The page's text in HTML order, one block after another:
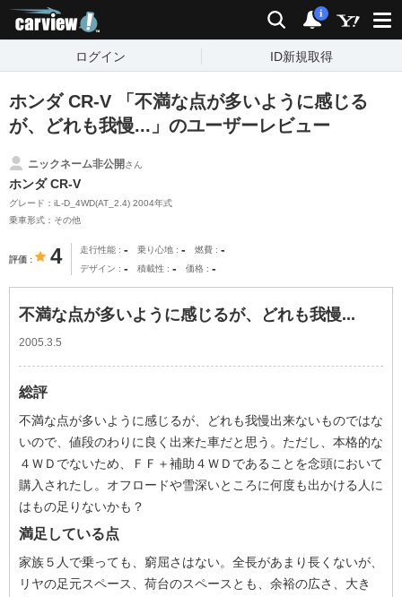
検索 通知
i
ログイン ID新規取得
ホンダ CR-V 「不満な点が多いように感じる
が、どれも我慢...」のユーザーレビュー
ニックネーム非公開さん
ホンダ CR-V
グレード：iL-D_4WD(AT_2.4) 2004年式
乗車形式：その他
評価 4 走行性能 - 乗り心地 - 燃費 -
デザイン - 積載性 - 価格 -
不満な点が多いように感じるが、どれも我慢...
2005.3.5
総評
不満な点が多いように感じるが、どれも我慢出来ないものではな
いので、値段のわりに良く出来た車だと思う。ただし、本格的な
４ＷＤでないため、ＦＦ＋補助４ＷＤであることを念頭において
購入されたし。オフロードや雪深いところに何度も出かける人に
はもの足りないかも？
満足している点
家族５人で乗っても、窮屈さはない。全長があまり長くないが、
リヤの足元スペース、荷台のスペースとも、余裕の広さ、大き